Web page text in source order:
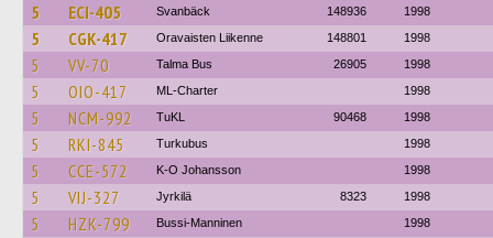
5 ECI-405 Svanbäck 148936 1998
5 CGK-417 Oravaisten Liikenne 148801 1998
5 VV-70 Talma Bus 26905 1998
5 OIO-417 ML-Charter 1998
5 NCM-992 TuKL 90468 1998
5 RKI-845 Turkubus 1998
5 CCE-572 K-O Johansson 1998
5 VIJ-327 Jyrkilä 8323 1998
5 HZK-799 Bussi-Manninen 1998